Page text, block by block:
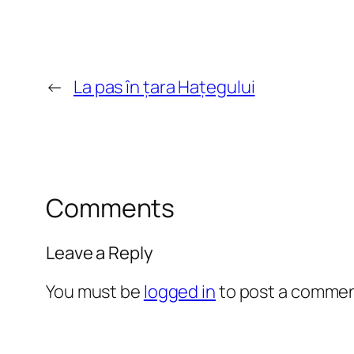
← La pas în țara Hațegului
Comments
Leave a Reply
You must be logged into post a